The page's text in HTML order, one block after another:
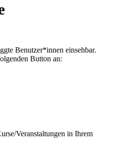
Benutzer*innen einsehbar.
Button an:
Veranstaltungen in Ihrem